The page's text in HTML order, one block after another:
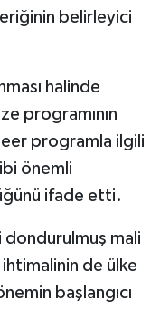
belirleyici
halinde
programının
programla ilgili
önemli
ifade etti.
dondurulmuş mali
ihtimalinin de ülke
başlangıcı